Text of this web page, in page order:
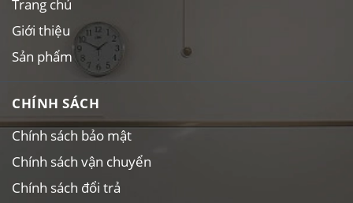
Trang chủ
Giới thiệu
Sản phẩm
CHÍNH SÁCH
Chính sách bảo mật
Chính sách vận chuyển
Chính sách đổi trả